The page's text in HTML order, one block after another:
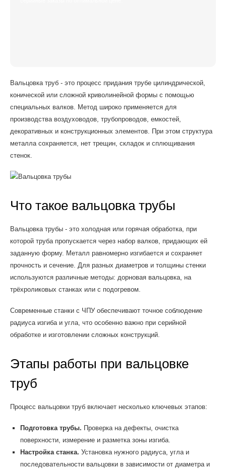
Вальцовка труб - это процесс придания трубе цилиндрической,
конической или сложной криволинейной формы с помощью
специальных валков. Метод широко применяется для
производства воздуховодов, трубопроводов, емкостей,
декоративных и конструкционных элементов. При этом структура
металла сохраняется, нет трещин, складок и сплющивания
стенок.
Что такое вальцовка трубы
Вальцовка трубы - это холодная или горячая обработка, при
которой труба пропускается через набор валков, придающих ей
заданную форму. Металл равномерно изгибается и сохраняет
прочность и сечение. Для разных диаметров и толщины стенки
используются различные методы: дорновая вальцовка, на
трёхроликовых станках или с подогревом.
Современные станки с ЧПУ обеспечивают точное соблюдение
радиуса изгиба и угла, что особенно важно при серийной
обработке и изготовлении сложных конструкций.
Этапы работы при вальцовке
труб
Процесс вальцовки труб включает несколько ключевых этапов:
Подготовка трубы. Проверка на дефекты, очистка
поверхности, измерение и разметка зоны изгиба.
Настройка станка. Установка нужного радиуса, угла и
последовательности вальцовки в зависимости от диаметра и